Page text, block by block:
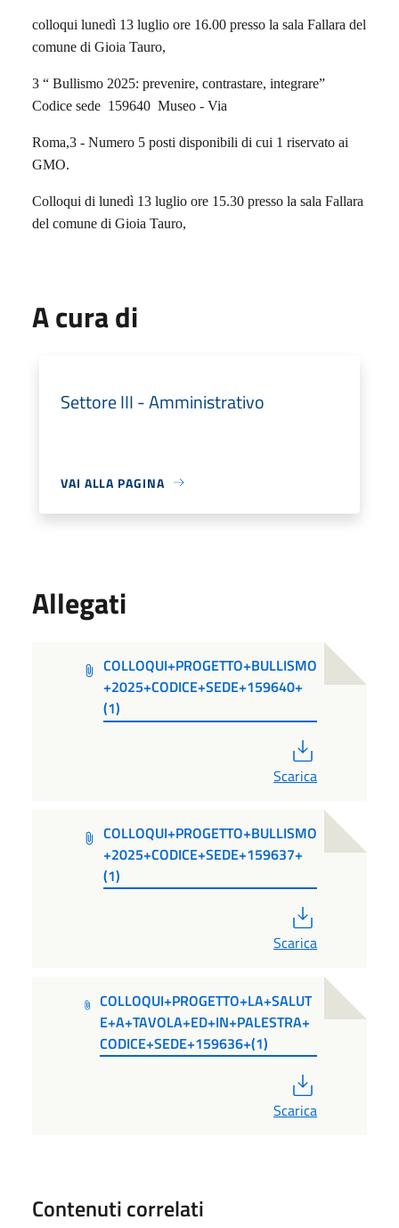
colloqui lunedì 13 luglio ore 16.00 presso la sala Fallara del
comune di Gioia Tauro,
3 “ Bullismo 2025: prevenire, contrastare, integrare”
Codice sede 159640 Museo - Via
Roma,3 - Numero 5 posti disponibili di cui 1 riservato ai
GMO.
Colloqui di lunedì 13 luglio ore 15.30 presso la sala Fallara
del comune di Gioia Tauro,
A cura di
Settore III - Amministrativo
VAI ALLA PAGINA
Allegati
COLLOQUI+PROGETTO+BULLISMO
+2025+CODICE+SEDE+159640+
(1)
Scarica
COLLOQUI+PROGETTO+BULLISMO
+2025+CODICE+SEDE+159637+
(1)
Scarica
COLLOQUI+PROGETTO+LA+SALUT
E+A+TAVOLA+ED+IN+PALESTRA+
CODICE+SEDE+159636+(1)
Scarica
Contenuti correlati